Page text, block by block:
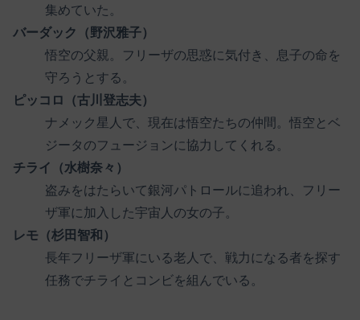
集めていた。
バーダック（野沢雅子）
悟空の父親。フリーザの思惑に気付き、息子の命を
守ろうとする。
ピッコロ（古川登志夫）
ナメック星人で、現在は悟空たちの仲間。悟空とベ
ジータのフュージョンに協力してくれる。
チライ（水樹奈々）
盗みをはたらいて銀河パトロールに追われ、フリー
ザ軍に加入した宇宙人の女の子。
レモ（杉田智和）
長年フリーザ軍にいる老人で、戦力になる者を探す
任務でチライとコンビを組んでいる。